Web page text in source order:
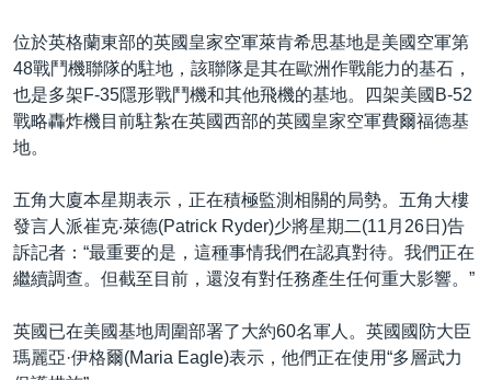
位於英格蘭東部的英國皇家空軍萊肯希思基地是美國空軍第
48戰鬥機聯隊的駐地，該聯隊是其在歐洲作戰能力的基石，
也是多架F-35隱形戰鬥機和其他飛機的基地。四架美國B-52
戰略轟炸機目前駐紮在英國西部的英國皇家空軍費爾福德基
地。
五角大廈本星期表示，正在積極監測相關的局勢。五角大樓
發言人派崔克‧萊德(Patrick Ryder)少將星期二(11月26日)告
訴記者：“最重要的是，這種事情我們在認真對待。我們正在
繼續調查。但截至目前，還沒有對任務產生任何重大影響。”
英國已在美國基地周圍部署了大約60名軍人。英國國防大臣
瑪麗亞·伊格爾(Maria Eagle)表示，他們正在使用“多層武力